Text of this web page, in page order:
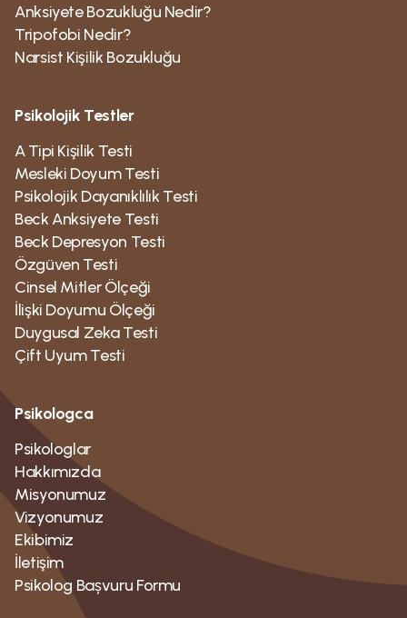
Anksiyete Bozukluğu Nedir?
Tripofobi Nedir?
Narsist Kişilik Bozukluğu
Psikolojik Testler
A Tipi Kişilik Testi
Mesleki Doyum Testi
Psikolojik Dayanıklılık Testi
Beck Anksiyete Testi
Beck Depresyon Testi
Özgüven Testi
Cinsel Mitler Ölçeği
İlişki Doyumu Ölçeği
Duygusal Zeka Testi
Çift Uyum Testi
Psikologca
Psikologlar
Hakkımızda
Misyonumuz
Vizyonumuz
Ekibimiz
İletişim
Psikolog Bașvuru Formu